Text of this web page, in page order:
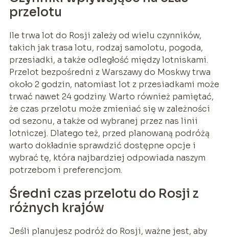
przelotu
Ile trwa lot do Rosji zależy od wielu czynników,
takich jak trasa lotu, rodzaj samolotu, pogoda,
przesiadki, a także odległość między lotniskami.
Przelot bezpośredni z Warszawy do Moskwy trwa
około 2 godzin, natomiast lot z przesiadkami może
trwać nawet 24 godziny. Warto również pamiętać,
że czas przelotu może zmieniać się w zależności
od sezonu, a także od wybranej przez nas linii
lotniczej. Dlatego też, przed planowaną podróżą
warto dokładnie sprawdzić dostępne opcje i
wybrać tę, która najbardziej odpowiada naszym
potrzebom i preferencjom.
Średni czas przelotu do Rosji z
różnych krajów
Jeśli planujesz podróż do Rosji, ważne jest, aby